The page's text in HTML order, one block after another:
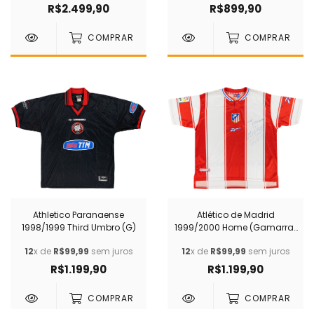
R$2.499,90
COMPRAR
R$899,90
COMPRAR
Athletico Paranaense
1998/1999 Third Umbro (G)
12x de R$99,99 sem juros
R$1.199,90
COMPRAR
Atlético de Madrid
1999/2000 Home (Gamarra)
12x de R$99,99 sem juros
R$1.199,90
COMPRAR